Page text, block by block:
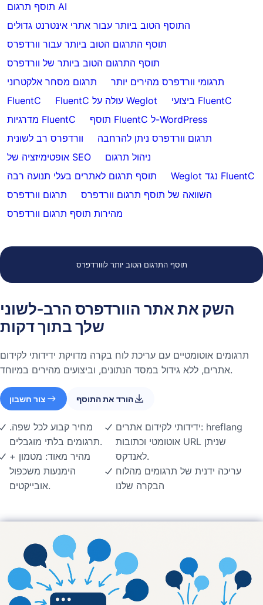
תוסף תרגום AI
התוסף הטוב ביותר עבור אתרי אינטרנט גדולים
תוסף התרגום הטוב ביותר עבור וורדפרס
תוסף התרגום הטוב ביותר של וורדפרס
תרגום מסחר אלקטרוני
תרגומי וורדפרס מהירים יותר
FluentC
FluentC עולה על Weglot
ביצועי FluentC
מדרגיות FluentC
תוסף FluentC ל-WordPress
וורדפרס רב לשונית
תרגום וורדפרס ניתן להרחבה
אופטימיזציה של SEO
ניהול תרגום
תוסף תרגום לאתרים בעלי תנועה רבה
Weglot נגד FluentC
תרגום וורדפרס
השוואה של תוסף תרגום וורדפרס
מהירות תוסף תרגום וורדפרס
תוסף התרגום הטוב יותר לווורדפרס
השק את אתר הוורדפרס הרב-לשוני
שלך בתוך דקות
תרגומים אוטומטיים עם עריכת לוח בקרה מדויקת ידידותי לקידום
אתרים, ללא גידול במסד הנתונים, וביצועים מהירים במיוחד.
צור חשבון הורד את התוסף
מחיר קבוע לכל שפה.
תרגומים בלתי מוגבלים.
מהיר מאוד: מטמון +
הימנעות משכפול
אובייקטים.
ידידותי לקידום אתרים: hreflang
אוטומטי וכתובות URL שניתן
לאנדקס.
עריכה ידנית של תרגומים מהלוח
הבקרה שלנו